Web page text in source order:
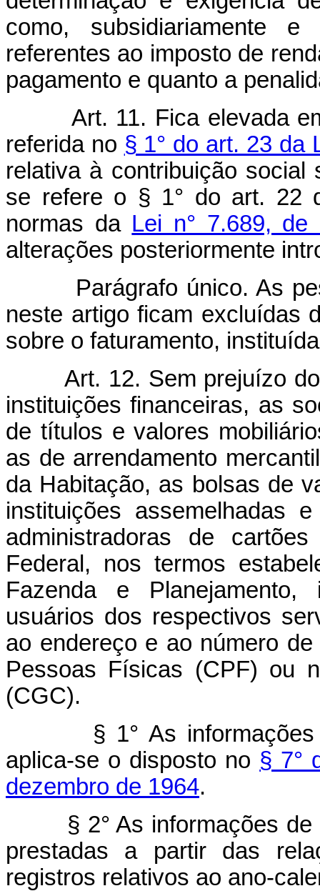
como, subsidiariamente
referentes ao imposto de
pagamento e quanto a
Art. 11. Fica elevada
referida no § 1° do art. 23 da
relativa à contribuição
se refere o § 1° do art. 22
normas da Lei n° 7.689,
alterações posteriormente
Parágrafo único. As
neste artigo ficam excluídas
sobre o faturamento,
Art. 12. Sem prejuízo
instituições financeiras, as
de títulos e valores
as de arrendamento
da Habitação, as bolsas de
instituições assemelhadas
administradoras de
Federal, nos termos
Fazenda e Planejamento,
usuários dos respectivos
ao endereço e ao número
Pessoas Físicas (CPF) ou
(CGC).
§ 1° As
aplica-se o disposto no § 7°
dezembro de 1964.
§ 2° As informações
prestadas a partir das
registros relativos ao ano-